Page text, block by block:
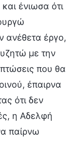
ένιωσα ότι
ανέθετα έργο,
με την
που θα
έπαιρνα
ότι δεν
η Αδελφή
παίρνω